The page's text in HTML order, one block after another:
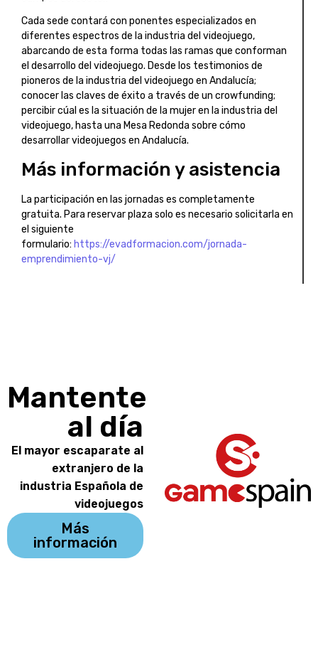
Cada sede contará con ponentes especializados en
diferentes espectros de la industria del videojuego,
abarcando de esta forma todas las ramas que conforman
el desarrollo del videojuego. Desde los testimonios de
pioneros de la industria del videojuego en Andalucía;
conocer las claves de éxito a través de un crowfunding;
percibir cúal es la situación de la mujer en la industria del
videojuego, hasta una Mesa Redonda sobre cómo
desarrollar videojuegos en Andalucía.
Más información y asistencia
La participación en las jornadas es completamente
gratuita. Para reservar plaza solo es necesario solicitarla en
el siguiente
formulario: https://evadformacion.com/jornada-
emprendimiento-vj/
Mantente
al día
El mayor escaparate al
extranjero de la
industria Española de
videojuegos
Más
información